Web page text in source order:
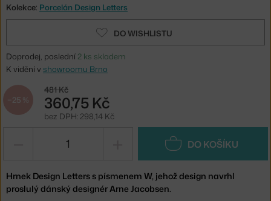
Kolekce: Porcelán Design Letters
DO WISHLISTU
Doprodej, poslední 2 ks skladem
K vidění v showroomu Brno
−25 %
481 Kč
360,75 Kč
bez DPH: 298,14 Kč
DO KOŠÍKU
Hrnek Design Letters s písmenem W, jehož design navrhl
proslulý dánský designér Arne Jacobsen.